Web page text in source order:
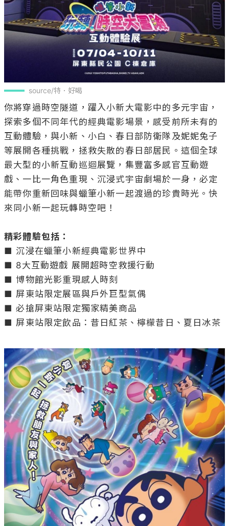
source/特．好喝
你將穿過時空隧道，躍入小新大電影中的多元宇宙，
探索多個不同年代的經典電影場景，感受前所未有的
互動體驗，與小新、小白、春日部防衛隊及妮妮兔子
等展開各種挑戰，拯救失散的春日部居民。這個全球
最大型的小新互動巡迴展覽，集豐富多感官互動遊
戲、一比一角色重現、沉浸式宇宙劇場於一身，必定
能帶你重新回味與蠟筆小新一起渡過的珍貴時光。快
來同小新一起玩轉時空吧！
精彩體驗包括：
■ 沉浸在蠟筆小新經典電影世界中
■ 8大互動遊戲 展開超時空救援行動
■ 博物館光影重現感人時刻
■ 屏東站限定展區與戶外巨型氣偶
■ 必搶屏東站限定獨家精美商品
■ 屏東站限定飲品：昔日紅茶、檸檬昔日、夏日冰茶